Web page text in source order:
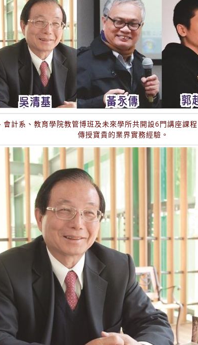
計系、教育學院教管博班及未來學所共開設6門講座課
傳授寶貴的業界實務經驗。